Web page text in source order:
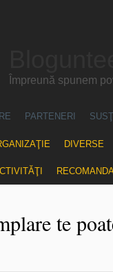
Împreună spunem
PARTENERI
DIVERSE
te